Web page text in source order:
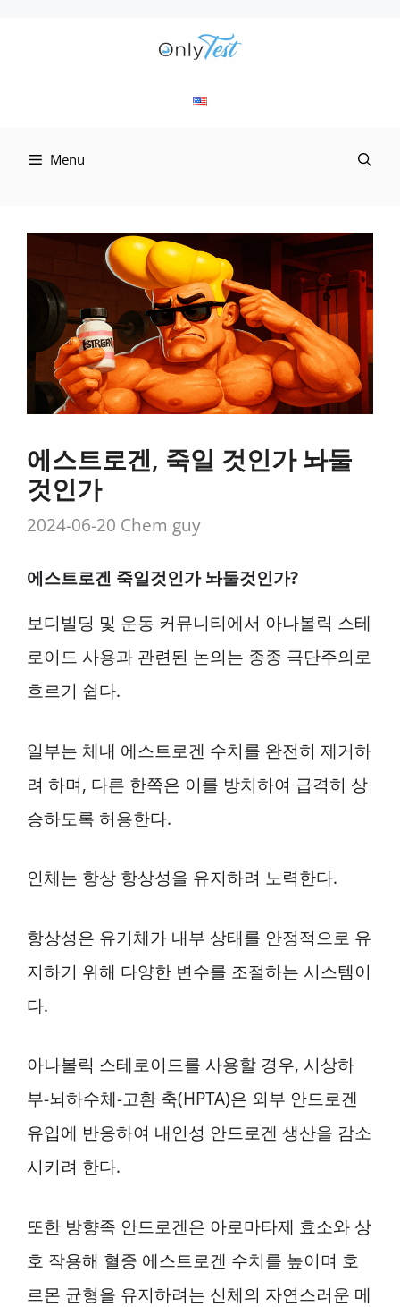
Menu
에스트로겐, 죽일 것인가 놔둘
것인가
2024-06-20 Chem guy
에스트로겐 죽일것인가 놔둘것인가?
보디빌딩 및 운동 커뮤니티에서 아나볼릭 스테
로이드 사용과 관련된 논의는 종종 극단주의로
흐르기 쉽다.
일부는 체내 에스트로겐 수치를 완전히 제거하
려 하며, 다른 한쪽은 이를 방치하여 급격히 상
승하도록 허용한다.
인체는 항상 항상성을 유지하려 노력한다.
항상성은 유기체가 내부 상태를 안정적으로 유
지하기 위해 다양한 변수를 조절하는 시스템이
다.
아나볼릭 스테로이드를 사용할 경우, 시상하
부-뇌하수체-고환 축(HPTA)은 외부 안드로겐
유입에 반응하여 내인성 안드로겐 생산을 감소
시키려 한다.
또한 방향족 안드로겐은 아로마타제 효소와 상
호 작용해 혈중 에스트로겐 수치를 높이며 호
르몬 균형을 유지하려는 신체의 자연스러운 메